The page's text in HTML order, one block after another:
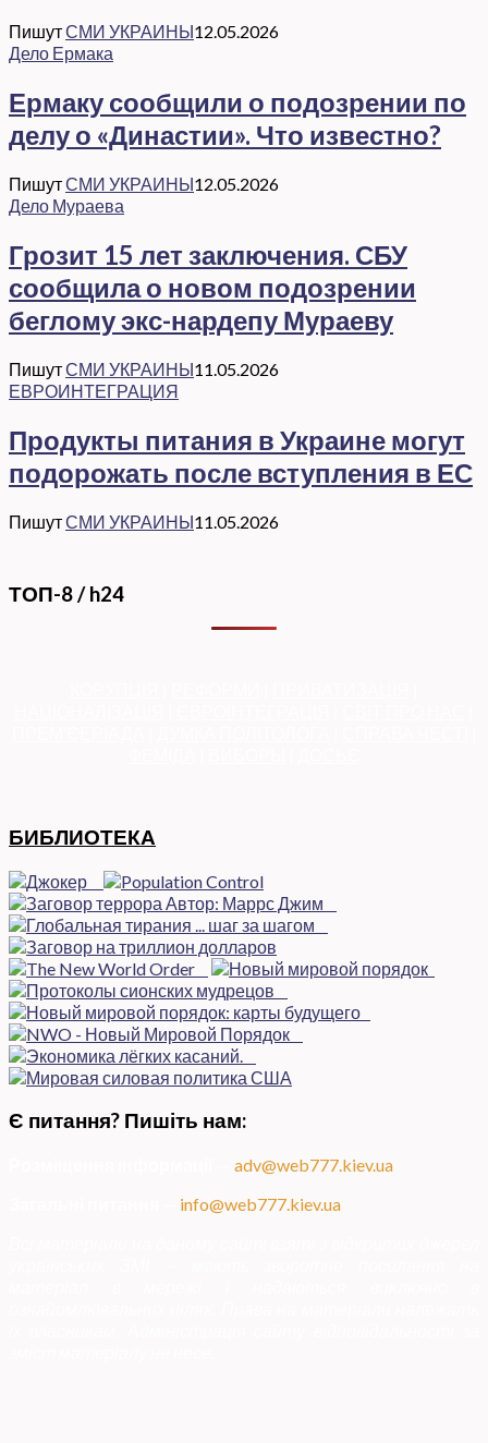
ПишутСМИ УКРАИНЫ12.05.2026
Дело Ермака
Ермаку сообщили о подозрении по
делу о «Династии». Что известно?
ПишутСМИ УКРАИНЫ12.05.2026
Дело Мураева
Грозит 15 лет заключения. СБУ
сообщила о новом подозрении
беглому экс-нардепу Мураеву
ПишутСМИ УКРАИНЫ11.05.2026
ЕВРОИНТЕГРАЦИЯ
Продукты питания в Украине могут
подорожать после вступления в ЕС
ПишутСМИ УКРАИНЫ11.05.2026
ТОП-8 / h24
БИБЛИОТЕКА
Є питання? Пишіть нам:
adv@web777.kiev.ua
info@web777.kiev.ua